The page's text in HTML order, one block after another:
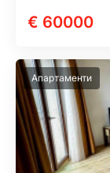
€ 60000
Апартаменти